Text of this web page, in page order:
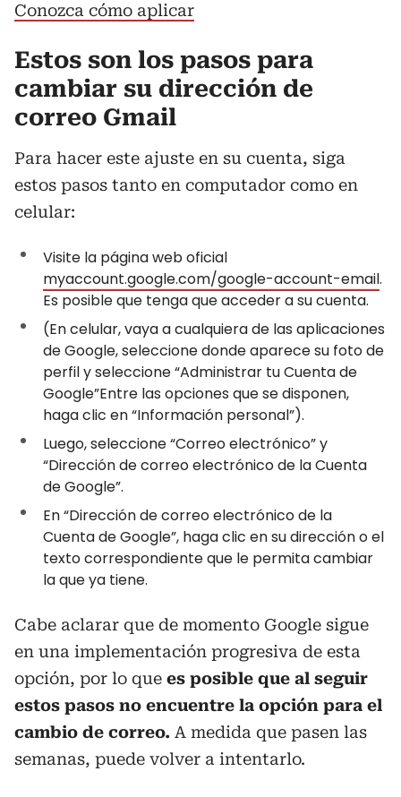
Conozca cómo aplicar
Estos son los pasos para
cambiar su dirección de
correo Gmail
Para hacer este ajuste en su cuenta, siga
estos pasos tanto en computador como en
celular:
Visite la página web oficial
myaccount.google.com/google-account-email.
Es posible que tenga que acceder a su cuenta.
(En celular, vaya a cualquiera de las aplicaciones
de Google, seleccione donde aparece su foto de
perfil y seleccione “Administrar tu Cuenta de
Google”Entre las opciones que se disponen,
haga clic en “Información personal”).
Luego, seleccione “Correo electrónico” y
“Dirección de correo electrónico de la Cuenta
de Google”.
En “Dirección de correo electrónico de la
Cuenta de Google”, haga clic en su dirección o el
texto correspondiente que le permita cambiar
la que ya tiene.
Cabe aclarar que de momento Google sigue
en una implementación progresiva de esta
opción, por lo que es posible que al seguir
estos pasos no encuentre la opción para el
cambio de correo. A medida que pasen las
semanas, puede volver a intentarlo.